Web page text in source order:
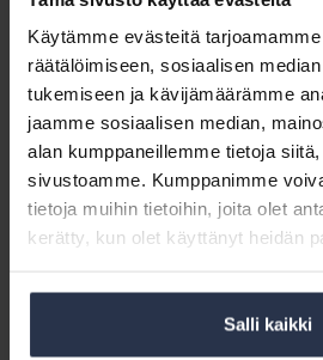
Käytämme evästeitä
räätälöimiseen, sosiaalisen
tukemiseen ja kävijämäärämme
jaamme sosiaalisen median,
alan kumppaneillemme tietoja
sivustoamme. Kumppanimme
tietoja muihin tietoihin, joita olet
kerätty, kun olet käyttänyt heidän
Salli kaikki
isännöinti ja hallitus ovat tehneet
on tulossa. Isännöintiliitto on
käyttöön esimerkkikalvoja (ppt),
yhtiökokousten
täydennä kalvot yrityksen ja
sopivaksi.
Sisältö:
Yhtiökokouksen esitysmateriaali
Ohje esitysmateriaaliin
Yhtiökokousten takaraja